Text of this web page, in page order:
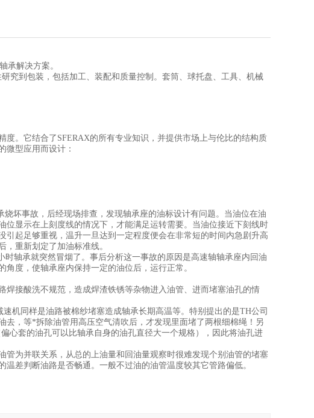
承解决方案。
到包装，包括加工、装配和质量控制。套筒、球托盘、工具、机械
。它结合了SFERAX的所有专业知识，并提供市场上与伦比的结构质
微型应用而设计：
坏事故，后经现场排查，发现轴承座的油标设计有问题。当油位在油
显示在上刻度线的情况下，才能满足运转需要。当油位接近下刻线时
起足够重视，温升一旦达到一定程度便会在非常短的时间内急剧升高
重新划定了加油标准线。
轴承就突然冒烟了。事后分析这一事故的原因是高速轴轴承座内回油
度，使轴承座内保持一定的油位后，运行正常。
焊接酸洗不规范，造成焊渣铁锈等杂物进入油管、进而堵塞油孔的情
同样是油路被棉纱堵塞造成轴承长期高温等。特别提出的是TH公司
，等*拆除油管用高压空气清吹后，才发现里面堵了两根细棉绳！另
心套的油孔可以比轴承自身的油孔直径大一个规格），因此将油孔进
为并联关系，从总的上油量和回油量观察时很难发现个别油管的堵塞
差判断油路是否畅通。一般不过油的油管温度较其它管路偏低。